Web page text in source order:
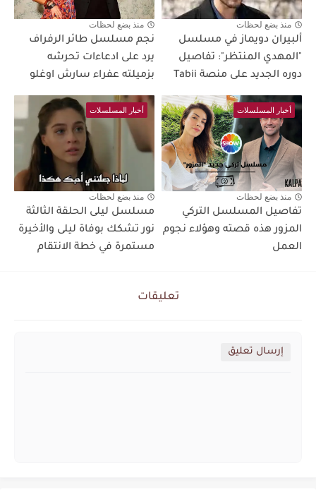
منذ بضع لحظات
ألبيران دويماز في مسلسل
"المهدي المنتظر": تفاصيل
دوره الجديد على منصة Tabii
منذ بضع لحظات
نجم مسلسل طائر الرفراف
يرد على ادعاءات تحرشه
بزميلته عفراء سارش اوغلو
أخبار المسلسلات
منذ بضع لحظات
تفاصيل المسلسل التركي
المزور هذه قصته وهؤلاء نجوم
العمل
أخبار المسلسلات
منذ بضع لحظات
مسلسل ليلى الحلقة الثالثة
نور تشكك بوفاة ليلى والأخيرة
مستمرة في خطة الانتقام
تعليقات
إرسال تعليق